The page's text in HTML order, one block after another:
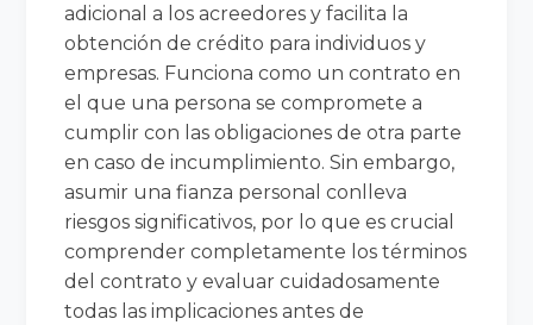
adicional a los acreedores y facilita la
obtención de crédito para individuos y
empresas. Funciona como un contrato en
el que una persona se compromete a
cumplir con las obligaciones de otra parte
en caso de incumplimiento. Sin embargo,
asumir una fianza personal conlleva
riesgos significativos, por lo que es crucial
comprender completamente los términos
del contrato y evaluar cuidadosamente
todas las implicaciones antes de